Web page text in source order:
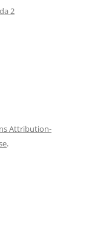
2
Attribution-
.